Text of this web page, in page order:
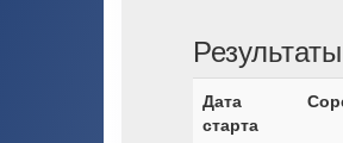
Результаты
Дата
старта